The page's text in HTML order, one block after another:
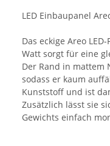
LED Einbaupanel
Das eckige Areo
Watt sorgt für eine
Der Rand in mattem
sodass er kaum
Kunststoff und ist
Zusätzlich lässt sie
Gewichts einfach